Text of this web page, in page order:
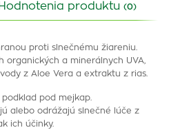
Hodnotenia produktu (0)
proti slnečnému žiareniu.
organických a minerálnych UVA,
z Aloe Vera a extraktu z rias.
pod mejkap.
alebo odrážajú slnečné lúče z
ich účinky.